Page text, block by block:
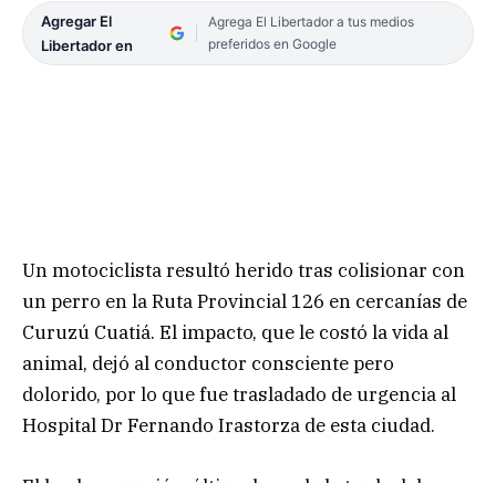
Agregar El
Libertador en
Agrega El Libertador a tus medios
preferidos en Google
Un motociclista resultó herido tras colisionar con
un perro en la Ruta Provincial 126 en cercanías de
Curuzú Cuatiá. El impacto, que le costó la vida al
animal, dejó al conductor consciente pero
dolorido, por lo que fue trasladado de urgencia al
Hospital Dr Fernando Irastorza de esta ciudad.